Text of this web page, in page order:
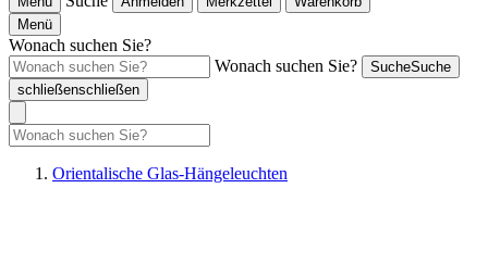
Menü
Wonach suchen Sie?
Wonach suchen Sie?
SucheSuche
schließenschließen
Orientalische Glas-Hängeleuchten